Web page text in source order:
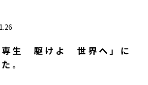
専生 駆けよ 世界へ」に
。